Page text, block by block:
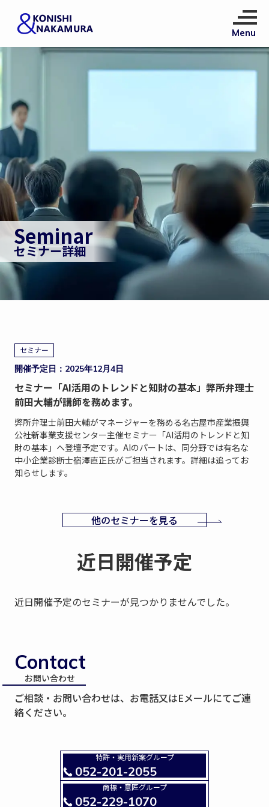
Seminar
セミナー詳細
セミナー
開催予定日：2025年12月4日
セミナー「AI活用のトレンドと知財の基本」弊所弁理士
前田大輔が講師を務めます。
弊所弁理士前田大輔がマネージャーを務める名古屋市産業振興
公社新事業支援センター主催セミナー「AI活用のトレンドと知
財の基本」へ登壇予定です。AIのパートは、同分野では有名な
中小企業診断士宿澤直正氏がご担当されます。詳細は追ってお
知らせします。
他のセミナーを見る
近日開催予定
近日開催予定のセミナーが見つかりませんでした。
Contact
お問い合わせ
ご相談・お問い合わせは、お電話又はEメールにてご連
絡ください。
特許・実用新案グループ
052-201-2055
商標・意匠グループ
052-229-1070